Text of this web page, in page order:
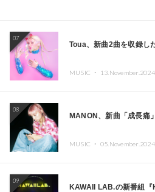
07
Toua、新曲2曲を収録し
MUSIC ・ 13.November.2024
08
MANON、新曲「成長痛
MUSIC ・ 05.November.2024
09
KAWAII LAB.の新番組